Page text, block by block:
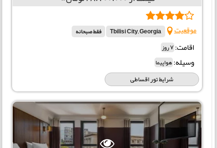
موقعیت Tbilisi City, Georgia فقط صبحانه
اقامت:7 روز
وسیله:هواپیما
شرایط تور اقساطی